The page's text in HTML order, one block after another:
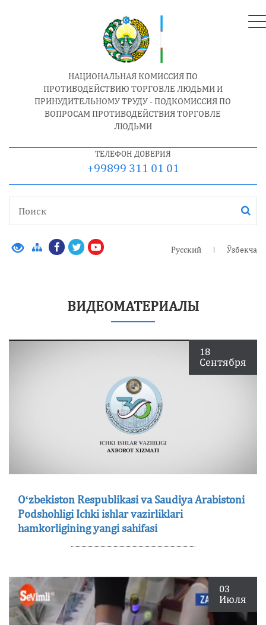
НАЦИОНАЛЬНАЯ КОМИССИЯ ПО
ПРОТИВОДЕЙСТВИЮ ТОРГОВЛЕ ЛЮДЬМИ И
ПРИНУДИТЕЛЬНОМУ ТРУДУ - ПОДКОМИССИЯ ПО
ВОПРОСАМ ПРОТИВОДЕЙСТВИЯ ТОРГОВЛЕ
ЛЮДЬМИ
ТЕЛЕФОН ДОВЕРИЯ
+99899 311 01 01
Русский Ўзбекча
ВИДЕОМАТЕРИАЛЫ
18
Сентября
Oʻzbekiston Respublikasi va Saudiya Arabistoni
Podshohligi Ichki ishlar vazirliklari
hamkorligining yangi sahifasi
03
Июля